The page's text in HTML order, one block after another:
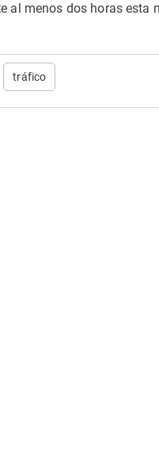
menos dos horas esta
tráfico